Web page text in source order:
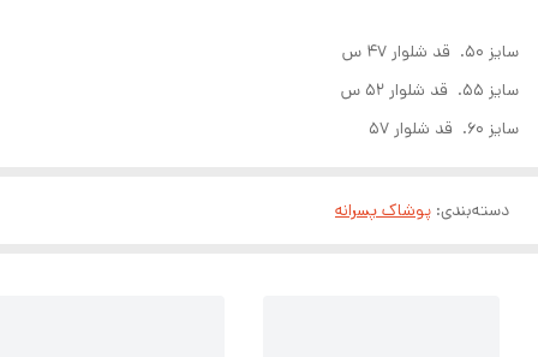
سایز ۵۰. قد شلوار ۴۷ س
سایز ۵۵. قد شلوار ۵۲ س
سایز ۶۰. قد شلوار ۵۷
دسته‌بندی: پوشاک پسرانه